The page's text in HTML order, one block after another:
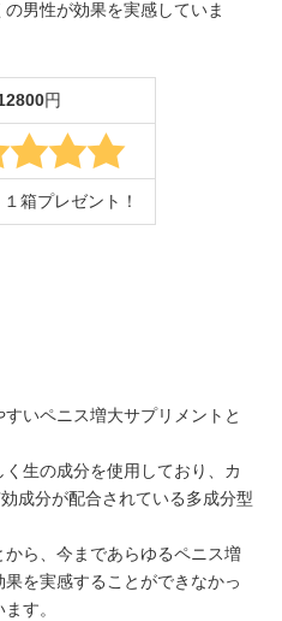
男性が効果を実感していま
円
箱プレゼント！
いペニス増大サプリメントと
生の成分を使用しており、カ
成分が配合されている多成分型
ら、今まであらゆるペニス増
を実感することができなかっ
す。